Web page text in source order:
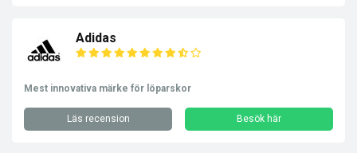
Adidas
Mest innovativa märke för löparskor
Läs recension Besök här